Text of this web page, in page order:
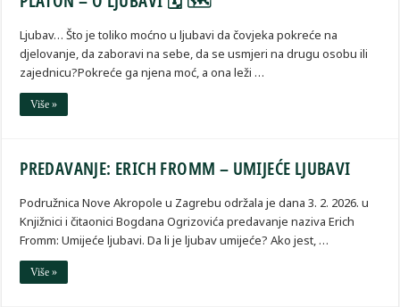
Ljubav… Što je toliko moćno u ljubavi da čovjeka pokreće na
djelovanje, da zaboravi na sebe, da se usmjeri na drugu osobu ili
zajednicu?Pokreće ga njena moć, a ona leži …
Više »
PREDAVANJE: ERICH FROMM – UMIJEĆE LJUBAVI
Podružnica Nove Akropole u Zagrebu održala je dana 3. 2. 2026. u
Knjižnici i čitaonici Bogdana Ogrizovića predavanje naziva Erich
Fromm: Umijeće ljubavi. Da li je ljubav umijeće? Ako jest, …
Više »